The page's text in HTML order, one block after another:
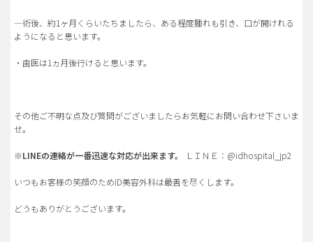
―術後、約1ヶ月くらいたちましたら、ある程度腫れも引き、口が開けれる
ようになると思います。
・歯医は1ヵ月後行けると思います。
その他ご不明な点及び質問がございましたらお気軽にお問い合わせ下さいま
せ。
※LINEの連絡が一番迅速な対応が出来ます。 ＬＩＮＥ：@idhospital_jp2
いつもお客様の笑顔のためID美容外科は最善を尽くします。
どうもありがとうございます。